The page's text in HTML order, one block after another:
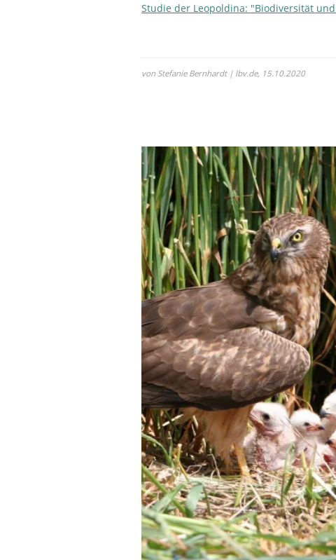
Studie der Leopoldina: "Biodiversität
von Stefanie Bernhardt | lbv.de, 15.10.2020